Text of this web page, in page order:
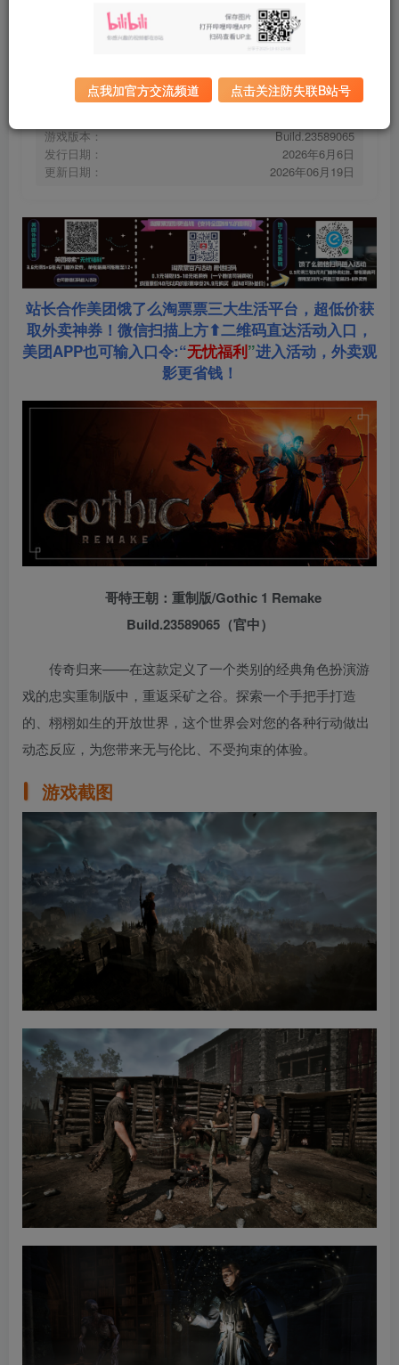
百度下载 UC下载
游戏大小：
31GB
游戏版本：
Build.23589065
发行日期：
2026年6月6日
更新日期：
2026年06月19日
站长合作美团饿了么淘票票三大生活平台，超低价获
取外卖神券！微信扫描上方⬆二维码直达活动入口，
美团APP也可输入口令:“无忧福利”进入活动，外卖观
影更省钱！
哥特王朝：重制版/Gothic 1 Remake
Build.23589065（官中）
传奇归来——在这款定义了一个类别的经典角色扮演游
戏的忠实重制版中，重返采矿之谷。探索一个手把手打造
的、栩栩如生的开放世界，这个世界会对您的各种行动做出
动态反应，为您带来无与伦比、不受拘束的体验。
游戏截图
点我加官方交流频道 点击关注防失联B站号